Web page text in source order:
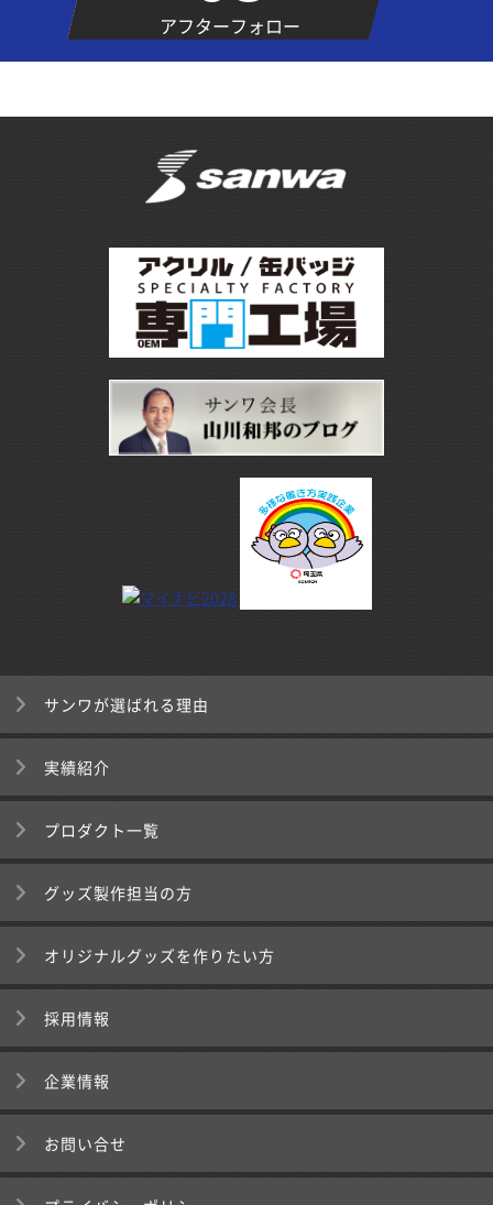
アフターフォロー
サンワが選ばれる理由
実績紹介
プロダクト一覧
グッズ製作担当の方
オリジナルグッズを作りたい方
採用情報
企業情報
お問い合せ